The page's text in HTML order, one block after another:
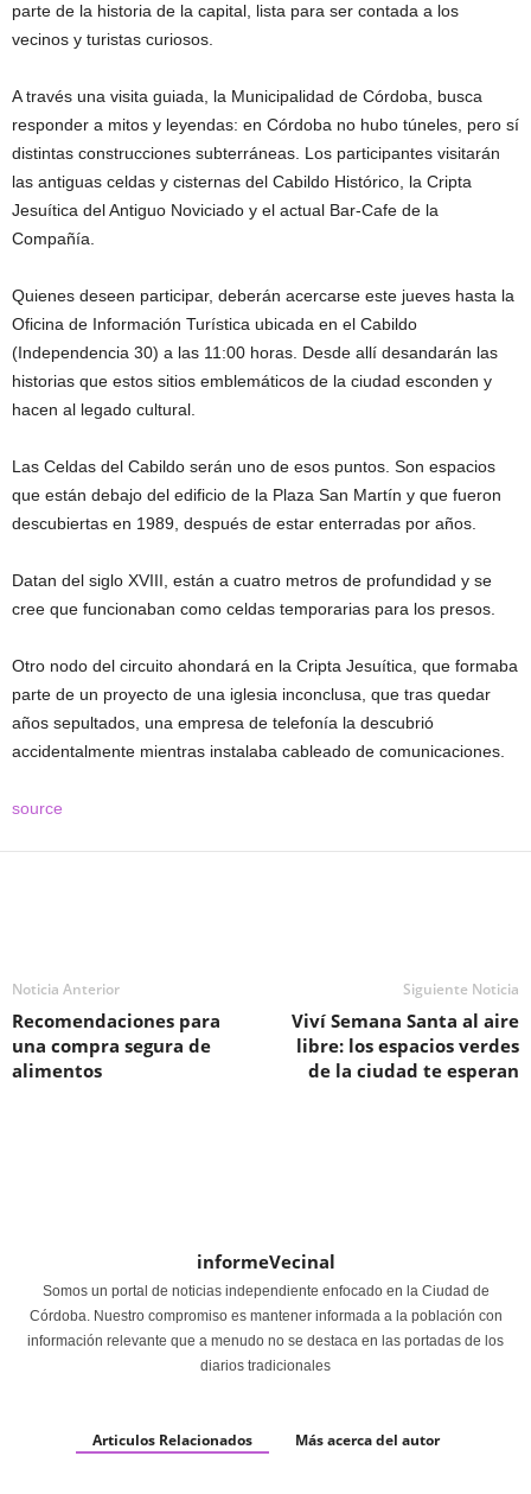
parte de la historia de la capital, lista para ser contada a los
vecinos y turistas curiosos.
A través una visita guiada, la Municipalidad de Córdoba, busca
responder a mitos y leyendas: en Córdoba no hubo túneles, pero sí
distintas construcciones subterráneas. Los participantes visitarán
las antiguas celdas y cisternas del Cabildo Histórico, la Cripta
Jesuítica del Antiguo Noviciado y el actual Bar-Cafe de la
Compañía.
Quienes deseen participar, deberán acercarse este jueves hasta la
Oficina de Información Turística ubicada en el Cabildo
(Independencia 30) a las 11:00 horas. Desde allí desandarán las
historias que estos sitios emblemáticos de la ciudad esconden y
hacen al legado cultural.
Las Celdas del Cabildo serán uno de esos puntos. Son espacios
que están debajo del edificio de la Plaza San Martín y que fueron
descubiertas en 1989, después de estar enterradas por años.
Datan del siglo XVIII, están a cuatro metros de profundidad y se
cree que funcionaban como celdas temporarias para los presos.
Otro nodo del circuito ahondará en la Cripta Jesuítica, que formaba
parte de un proyecto de una iglesia inconclusa, que tras quedar
años sepultados, una empresa de telefonía la descubrió
accidentalmente mientras instalaba cableado de comunicaciones.
source
Noticia Anterior
Recomendaciones para
una compra segura de
alimentos
Siguiente Noticia
Viví Semana Santa al aire
libre: los espacios verdes
de la ciudad te esperan
informeVecinal
Somos un portal de noticias independiente enfocado en la Ciudad de
Córdoba. Nuestro compromiso es mantener informada a la población con
información relevante que a menudo no se destaca en las portadas de los
diarios tradicionales
Articulos Relacionados Más acerca del autor